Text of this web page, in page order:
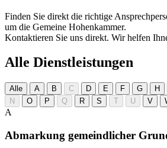
Finden Sie direkt die richtige
um die Gemeine Hohenkammer.
Kontaktieren Sie uns direkt. Wir helfen
Alle Dienstleistungen
Alle A B C D E F G H
N
O P Q R S T U V
A
Abmarkung gemeindlicher